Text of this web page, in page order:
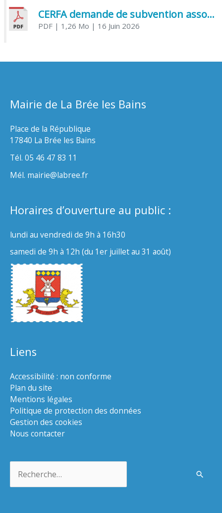
CERFA demande de subvention association
PDF| 1,26 Mo | 16 Juin 2026
Mairie de La Brée les Bains
Place de la République
17840 La Brée les Bains
Tél. 05 46 47 83 11
Mél. mairie@labree.fr
Horaires d’ouverture au public :
lundi au vendredi de 9h à 16h30
samedi de 9h à 12h (du 1er juillet au 31 août)
Liens
Accessibilité : non conforme
Plan du site
Mentions légales
Politique de protection des données
Gestion des cookies
Nous contacter